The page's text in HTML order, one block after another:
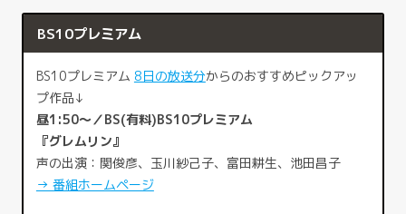
BS10プレミアム
BS10プレミアム 8日の放送分からのおすすめピックアッ
プ作品↓
昼1:50～／BS(有料)BS10プレミアム
『グレムリン』
声の出演：関俊彦、玉川紗己子、富田耕生、池田昌子
→ 番組ホームページ